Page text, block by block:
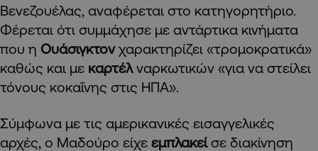
Βενεζουέλας, αναφέρεται στο κατηγορητήριο.
Φέρεται ότι συμμάχησε με αντάρτικα κινήματα
που η Ουάσιγκτονχαρακτηρίζει «τρομοκρατικά»
καθώς και με καρτέλναρκωτικών «για να στείλει
τόνους κοκαΐνης στις ΗΠΑ».
Σύμφωνα με τις αμερικανικές εισαγγελικές
αρχές, ο Μαδούρο είχε εμπλακεί σε διακίνηση